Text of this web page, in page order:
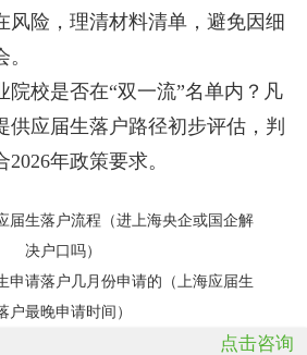
风险，理清材料清单，避免因细
校是否在“双一流”名单内？凡
供应届生落户路径初步评估，判
年政策要求。
届生落户流程（进上海央企或国企解
决户口吗）
申请落户几月份申请的（上海应届生
户最晚申请时间）
点击咨询